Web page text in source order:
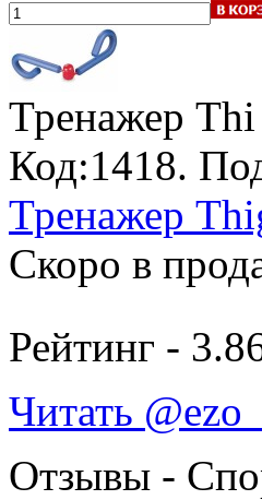
Тренажер
Код:1418.
Тренажер
Скоро в
Рейтинг -
Читать
Отзывы -